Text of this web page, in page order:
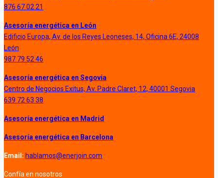
876 67 02 21
Asesoría energética en León
Edificio Europa, Av. de los Reyes Leoneses, 14, Oficina 6E, 24008
León
987 79 52 46
Asesoría energética en Segovia
Centro de Negocios Exitus, Av. Padre Claret, 12, 40001 Segovia
639 72 63 38
Asesoría energética en Madrid
Asesoría energética en Barcelona
Email: hablamos@enerjoin.com
Confía en nosotros